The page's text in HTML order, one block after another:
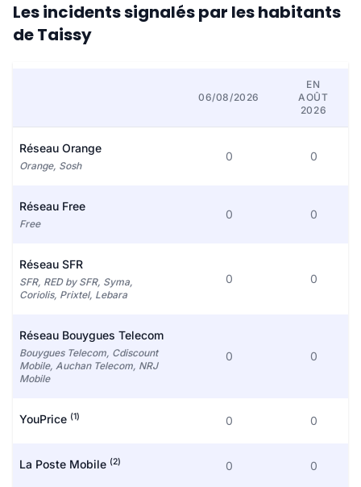
Les incidents signalés par les habitants
de Taissy
06/08/2026
EN
AOÛT
2026
Réseau Orange
Orange, Sosh
0 0
Réseau Free
Free
0 0
Réseau SFR
SFR, RED by SFR, Syma,
Coriolis, Prixtel, Lebara
0 0
Réseau Bouygues Telecom
Bouygues Telecom, Cdiscount
Mobile, Auchan Telecom, NRJ
Mobile
0 0
YouPrice (1) 0 0
La Poste Mobile (2) 0 0